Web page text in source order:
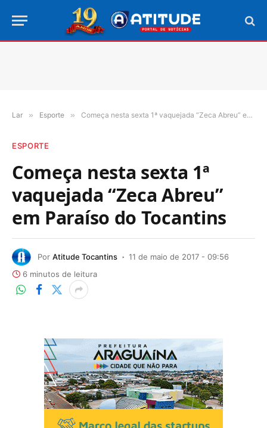
Lar » Esporte » Começa nesta sexta 1ª vaquejada “Zeca Abreu” em Paraíso do Tocantins
ESPORTE
Começa nesta sexta 1ª
vaquejada “Zeca Abreu”
em Paraíso do Tocantins
Por Atitude Tocantins
11 de maio de 2017 - 09:56
6 minutos de leitura